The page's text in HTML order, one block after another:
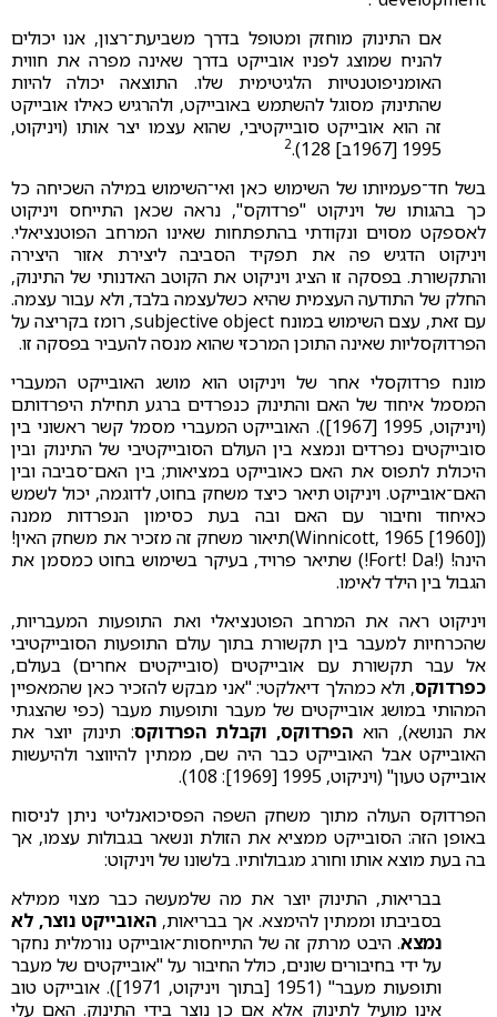
אם התינוק מוחזק ומטופל בדרך משביעת־רצון, אנו יכולים
להניח שמוצג לפניו אובייקט בדרך שאינה מפרה את חווית
האומניפוטנטיות הלגיטימית שלו. התוצאה יכולה להיות
שהתינוק מסוגל להשתמש באובייקט, ולהרגיש כאילו אובייקט
זה הוא אובייקט סובייקטיבי, שהוא עצמו יצר אותו (ויניקוט,
1995 [1967ב] 128).
2
בשל חד־פעמיותו של השימוש כאן ואי־השימוש במילה השכיחה כל
כך בהגותו של ויניקוט "פרדוקס", נראה שכאן התייחס ויניקוט
לאספקט מסוים ונקודתי בהתפתחות שאינו המרחב הפוטנציאלי.
ויניקוט הדגיש פה את תפקיד הסביבה ליצירת אזור היצירה
והתקשורת. בפסקה זו הציג ויניקוט את הקוטב האדנותי של התינוק,
החלק של התודעה העצמית שהיא כשלעצמה בלבד, ולא עבור עצמה.
עם זאת, עצם השימוש במונח subjective object, רומז בקריצה על
הפרדוקסליות שאינה התוכן המרכזי שהוא מנסה להעביר בפסקה זו.
מונח פרדוקסלי אחר של ויניקוט הוא מושג האובייקט המעברי
המסמל איחוד של האם והתינוק כנפרדים ברגע תחילת היפרדותם
(ויניקוט, 1995 [1967]). האובייקט המעברי מסמל קשר ראשוני בין
סובייקטים נפרדים ונמצא בין העולם הסובייקטיבי של התינוק ובין
היכולת לתפוס את האם כאובייקט במציאות; בין האם־סביבה ובין
האם־אובייקט. ויניקוט תיאר כיצד משחק בחוט, לדוגמה, יכול לשמש
כאיחוד וחיבור עם האם ובה בעת כסימון הנפרדות ממנה
(Winnicott, 1965 [1960])תיאור משחק זה מזכיר את משחק האין!
הינה! (!Fort! Da!) שתיאר פרויד, בעיקר בשימוש בחוט כמסמן את
הגבול בין הילד לאימו.
ויניקוט ראה את המרחב הפוטנציאלי ואת התופעות המעבריות,
שהכרחיות למעבר בין תקשורת בתוך עולם התופעות הסובייקטיבי
אל עבר תקשורת עם אובייקטים (סובייקטים אחרים) בעולם,
כפרדוקס, ולא כמהלך דיאלקטי: "אני מבקש להזכיר כאן שהמאפיין
המהותי במושג אובייקטים של מעבר ותופעות מעבר (כפי שהצגתי
את הנושא), הוא הפרדוקס, וקבלת הפרדוקס: תינוק יוצר את
האובייקט אבל האובייקט כבר היה שם, ממתין להיווצר ולהיעשות
אובייקט טעון" (ויניקוט, 1995 [1969]: 108).
הפרדוקס העולה מתוך משחק השפה הפסיכואנליטי ניתן לניסוח
באופן הזה: הסובייקט ממציא את הזולת ונשאר בגבולות עצמו, אך
בה בעת מוצא אותו וחורג מגבולותיו. בלשונו של ויניקוט:
בבריאות, התינוק יוצר את מה שלמעשה כבר מצוי ממילא
בסביבתו וממתין להימצא. אך בבריאות,האובייקט נוצר, לא
נמצא. היבט מרתק זה של התייחסות־אובייקט נורמלית נחקר
על ידי בחיבורים שונים, כולל החיבור על "אובייקטים של מעבר
ותופעות מעבר" (1951 [בתוך ויניקוט, 1971]). אובייקט טוב
אינו מועיל לתינוק אלא אם כן נוצר בידי התינוק. האם עלי